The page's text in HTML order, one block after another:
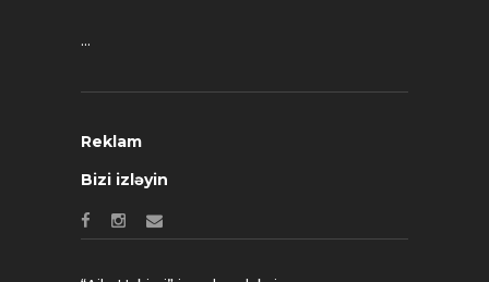
…
Reklam
Bizi izləyin